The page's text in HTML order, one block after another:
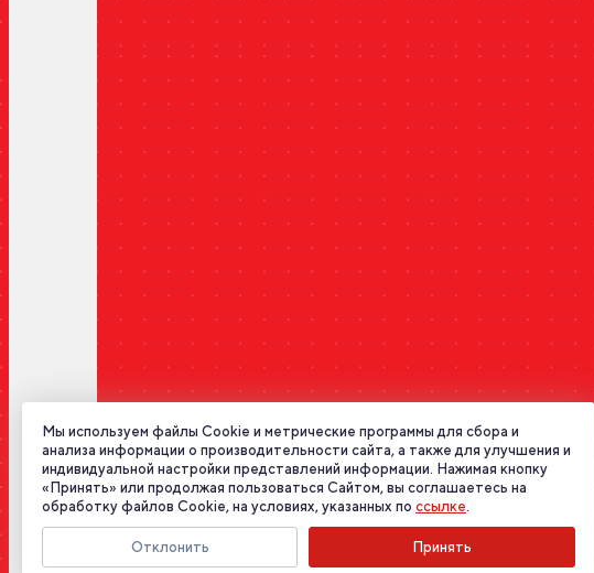
Мы используем файлы Cookie и метрические программы для сбора и
анализа информации о производительности сайта, а также для улучшения и
индивидуальной настройки представлений информации. Нажимая кнопку
«Принять» или продолжая пользоваться Сайтом, вы соглашаетесь на
обработку файлов Cookie, на условиях, указанных по ссылке.
Отклонить Принять